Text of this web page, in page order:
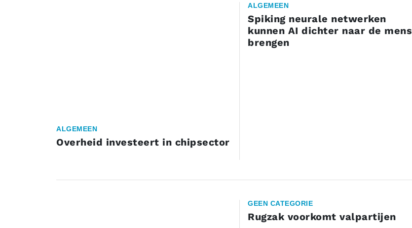
ALGEMEEN
Overheid investeert in chipsector
ALGEMEEN
Spiking neurale netwerken
kunnen AI dichter naar de mens
brengen
GEEN CATEGORIE
Rugzak voorkomt valpartijen